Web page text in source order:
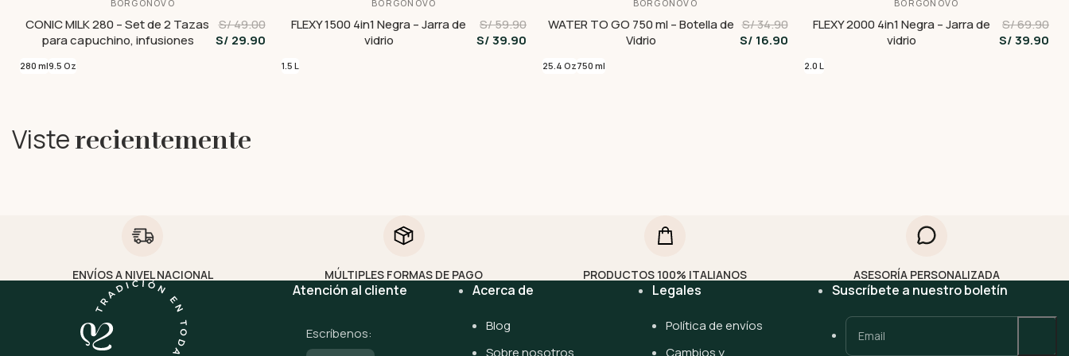
BORGONOVO
CONIC MILK 280 – Set de 2 Tazas
para capuchino, infusiones
S/ 49.00
S/ 29.90
280 ml9.5 Oz
BORGONOVO
FLEXY 1500 4in1 Negra – Jarra de
vidrio
S/ 59.90
S/ 39.90
1.5 L
BORGONOVO
WATER TO GO 750 ml – Botella de
Vidrio
S/ 34.90
S/ 16.90
25.4 Oz750 ml
BORGONOVO
FLEXY 2000 4in1 Negra – Jarra de
vidrio
S/ 69.90
S/ 39.90
2.0 L
Visterecientemente
ENVÍOS A NIVEL NACIONAL MÚLTIPLES FORMAS DE PAGO PRODUCTOS 100% ITALIANOS ASESORÍA PERSONALIZADA
Atención al cliente
Escríbenos:
Acerca de
Blog
Sobre nosotros
Legales
Política de envíos
Cambios y
Suscríbete a nuestro boletín